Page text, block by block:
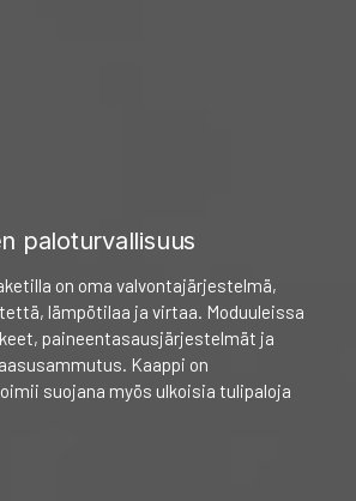
paloturvallisuus
on oma valvontajärjestelmä,
lämpötilaa ja virtaa. Moduuleissa
paineentasausjärjestelmät ja
Kaappi on
suojana myös ulkoisia tulipaloja